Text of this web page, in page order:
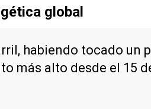
global
habiendo tocado un
más alto desde el 15